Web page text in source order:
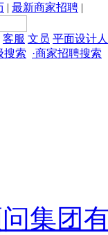
| 最新商家招聘 |
客服 文员 平面设计
搜索 ·商家招聘搜索
集团